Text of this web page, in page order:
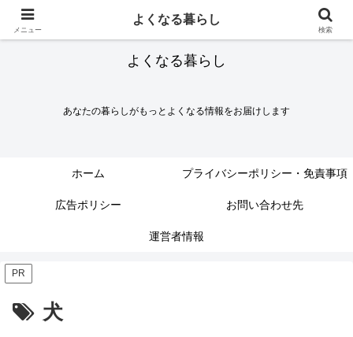
よくなる暮らし
あなたの暮らしがもっとよくなる情報をお届けします
ホーム プライバシーポリシー・免責事項
広告ポリシー お問い合わせ先
運営者情報
PR
犬
メニュー
よくなる暮らし
検索